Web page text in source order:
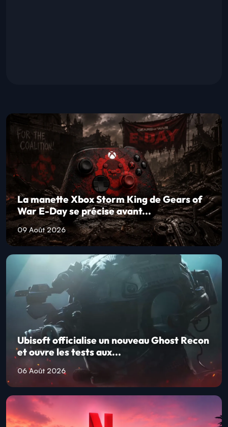
La manette Xbox Storm King de Gears of
War E-Day se précise avant...
09 Août 2026
Ubisoft officialise un nouveau Ghost Recon
et ouvre les tests aux...
06 Août 2026